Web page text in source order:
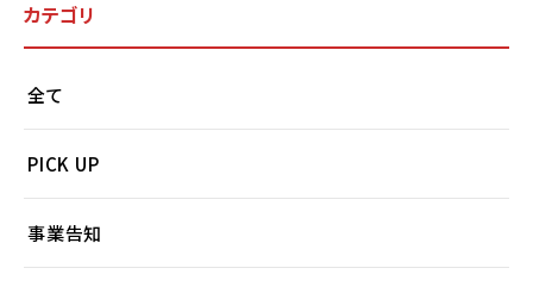
カテゴリ
全て
PICK UP
事業告知